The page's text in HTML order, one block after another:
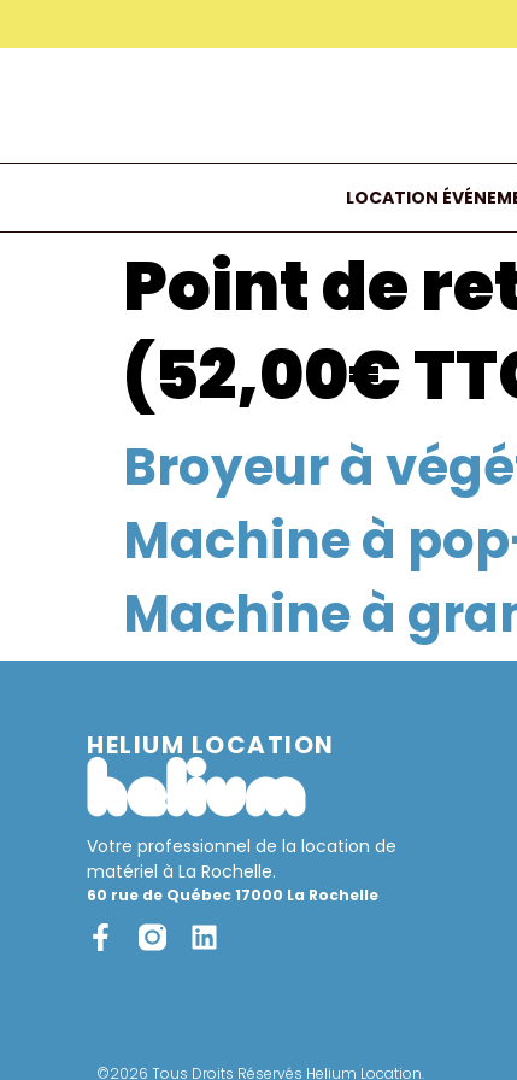
LOCATION
Point de
(52,00€
Broyeur à
Machine à
Machine à
HELIUM LOCATION
Votre professionnel de la location de
matériel à La Rochelle.
60 rue de Québec 17000 La Rochelle
©2026 Tous Droits Réservés Helium Location.